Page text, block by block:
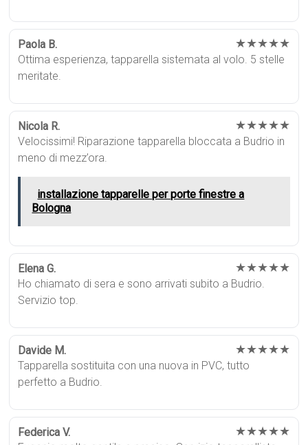
Paola B. ★★★★★
Ottima esperienza, tapparella sistemata al volo. 5 stelle
meritate.
Nicola R. ★★★★★
Velocissimi! Riparazione tapparella bloccata a Budrio in
meno di mezz’ora.
installazione tapparelle per porte finestre a
Bologna
Elena G. ★★★★★
Ho chiamato di sera e sono arrivati subito a Budrio.
Servizio top.
Davide M. ★★★★★
Tapparella sostituita con una nuova in PVC, tutto
perfetto a Budrio.
Federica V. ★★★★★